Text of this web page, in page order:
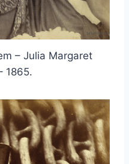
– Julia Margaret
1865.